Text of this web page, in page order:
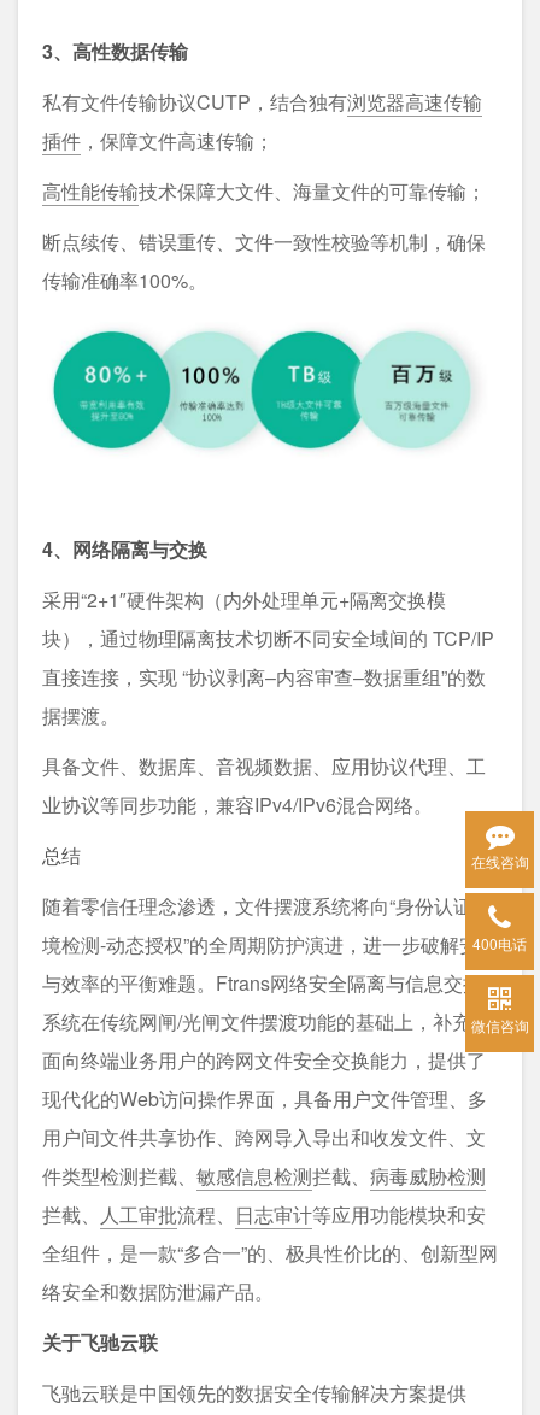
3、高性数据传输
私有文件传输协议CUTP，结合独有浏览器高速传输
插件 ，保障文件高速传输；
高性能传输技术保障大文件、海量文件的可靠传输；
断点续传、错误重传、文件一致性校验等机制，确保
传输准确率100%。
4、网络隔离与交换
采用“2+1″硬件架构（内外处理单元+隔离交换模
块），通过物理隔离技术切断不同安全域间的 TCP/IP
直接连接，实现 “协议剥离–内容审查–数据重组”的数
据摆渡。
具备文件、数据库、音视频数据、应用协议代理、工
业协议等同步功能，兼容IPv4/IPv6混合网络。
总结
随着零信任理念渗透，文件摆渡系统将向“身份认证-环
境检测-动态授权”的全周期防护演进，进一步破解安全
与效率的平衡难题。Ftrans网络安全隔离与信息交换
系统在传统网闸/光闸文件摆渡功能的基础上，补充了
面向终端业务用户的跨网文件安全交换能力，提供了
现代化的Web访问操作界面，具备用户文件管理、多
用户间文件共享协作、跨网导入导出和收发文件、文
件类型检测拦截、 敏感信息检测拦截、 病毒威胁检测
拦截、
人工审批流程、 日志审计等应用功能模块和安
全组件，是一款“多合一”的、极具性价比的、创新型网
络安全和数据防泄漏产品。
关于飞驰云联
飞驰云联是中国领先的数据安全传输解决方案提供
在线咨询
400电话
微信咨询